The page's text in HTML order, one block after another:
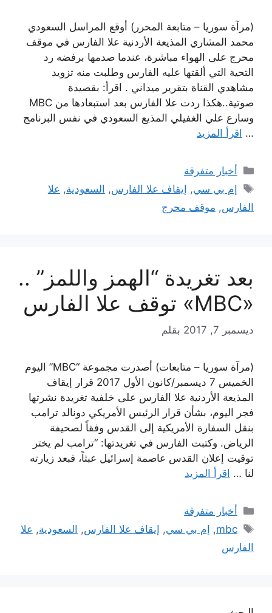
(مرآة سوريا – متابعة المحرر) أوقع المراسل السعودي
محمد المشاري المذيعة الأردنية علا الفارس في موقف
محرج على الهواء مباشرة، عندما صدمها برفضه رد
التحية التي ألقتها عليه الفارس وطلبت منه تزويد
مشاهدي القناة بتقرير ميداني . اقرأ: بقصيدة
صوتية..هكذا ردت علا الفارس بعد استبعادها من MBC
وسارع علي الغفيلي المذيع السعودي في نفس البرنامج
… اقرأ المزيد
التصنيفات
أخبار متفرقة
الوسوم
إم بي سي, إيقاف علا الفارس, السعودية, علا
الفارس, موقف محرج
بعد تغريدة “الهمز واللمز” ..
«MBC» توقف علا الفارس
ديسمبر 7, 2017 بقلم
(مرآة سوريا – متابعات) أصدرت مجموعة “MBC” اليوم
الخميس 7 ديسمبر/كانون الأول 2017 قرار إيقاف
المذيعة الأردنية علا الفارس على خلفية تغريدة نشرتها
فجر اليوم، بشأن قرار الرئيس الأمريكي دونالد ترامب
بنقل السفارة الأمريكية إلى القدس وفقاً لصحيفة
الرياض. وكتبت الفارس في تغريدتها: “ترامب لم يختر
توقيت إعلان القدس عاصمة إسرائيل عبثاً، فبعد زيارته
لنا … اقرأ المزيد
التصنيفات
أخبار متفرقة
الوسوم
mbc
, إم بي سي, إيقاف علا الفارس, السعودية, علا
الفارس